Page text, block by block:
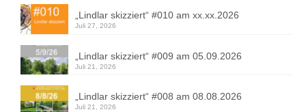
„Lindlar skizziert“ #010 am xx.xx.2026
Juli 27, 2026
„Lindlar skizziert“ #009 am 05.09.2026
Juli 21, 2026
„Lindlar skizziert“ #008 am 08.08.2026
Juli 21, 2026